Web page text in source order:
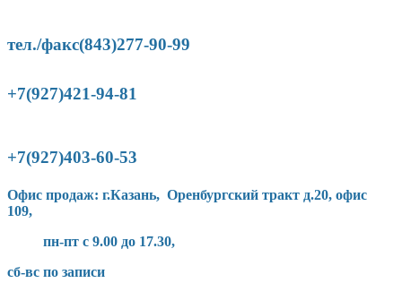
тел./факс(843)277-90-99
+7(927)421-94-81
+7(927)403-60-53
Офис продаж: г.Казань, Оренбургский тракт д.20, офис
109,
пн-пт с 9.00 до 17.30,
сб-вс по записи